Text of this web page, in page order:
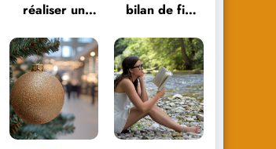
réaliser un
d’année
efficace ?
bilan de fin
essentiel pour
votre
entreprise ?